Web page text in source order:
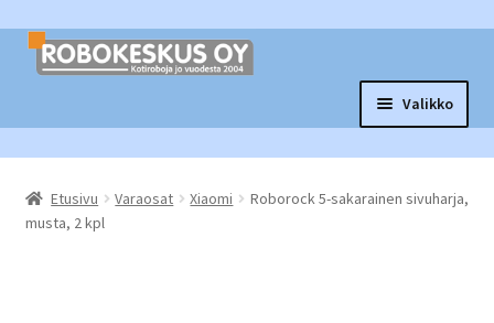
Siirry
navigointiin
Siirry
sisältöön
Valikko
Robottituotteet
tason
Tarvikkeet ja varaosat
Etusivu Varaosat Xiaomi
Roborock 5-sakarainen sivuharja,
musta, 2 kpl